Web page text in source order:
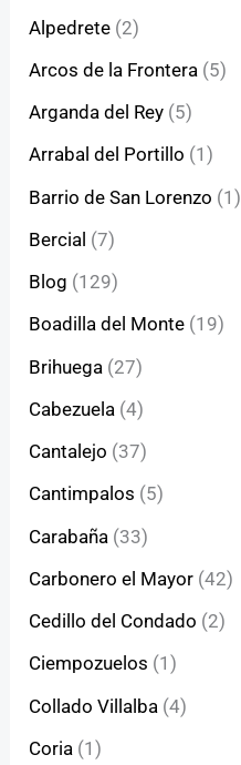
Alpedrete (2)
Arcos de la Frontera (5)
Arganda del Rey (5)
Arrabal del Portillo (1)
Barrio de San Lorenzo (1)
Bercial (7)
Blog (129)
Boadilla del Monte (19)
Brihuega (27)
Cabezuela (4)
Cantalejo (37)
Cantimpalos (5)
Carabaña (33)
Carbonero el Mayor (42)
Cedillo del Condado (2)
Ciempozuelos (1)
Collado Villalba (4)
Coria (1)